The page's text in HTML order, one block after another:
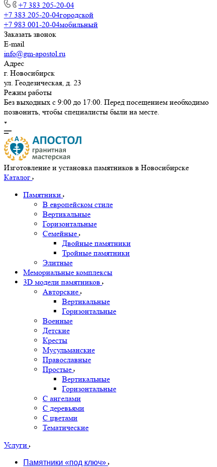
+7 383 205-20-04
+7 383 205-20-04городской
+7 983 001-20-04мобильный
Заказать звонок
E-mail
info@gm-apostol.ru
Адрес
г. Новосибирск
ул. Геодезическая, д. 23
Режим работы
Без выходных с 9:00 до 17:00. Перед посещением необходимо
позвонить, чтобы специалисты были на месте.
Изготовление и установка памятников в Новосибирске
Каталог
Памятники
В европейском стиле
Вертикальные
Горизонтальные
Семейные
Двойные памятники
Тройные памятники
Элитные
Мемориальные комплексы
3D модели памятников
Авторские
Вертикальные
Горизонтальные
Военные
Детские
Кресты
Мусульманские
Православные
Простые
Вертикальные
Горизонтальные
С ангелами
С деревьями
С цветами
Тематические
Услуги
Памятники «под ключ»